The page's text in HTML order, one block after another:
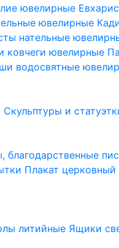
ювелирные
ювелирные
нательные
ковчеги ювелирные
водосвятные
Скульптуры и
благодарственные
Плакат церковный
литийные Ящики